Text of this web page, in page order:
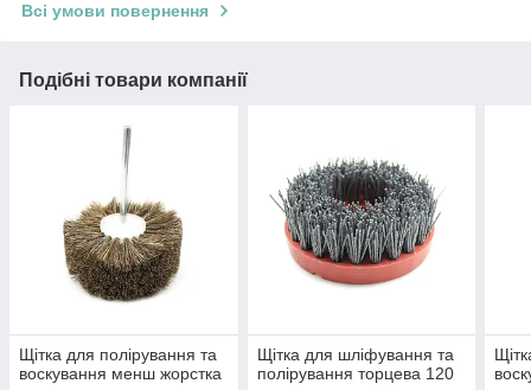
Всі умови повернення
Подібні товари компанії
Щітка для полірування та
воскування менш жорстка
Щітка для шліфування та
полірування торцева 120